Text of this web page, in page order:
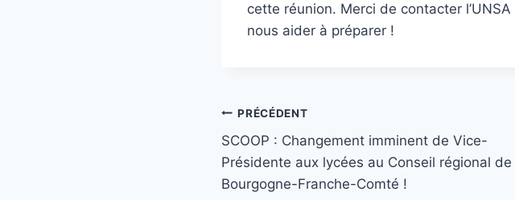
cette réunion. Merci de contacter
nous aider à préparer !
Navigation
de
l’article
PRÉCÉDENT
SCOOP : Changement imminent de Vice-
Présidente aux lycées au Conseil régional de
Bourgogne-Franche-Comté !